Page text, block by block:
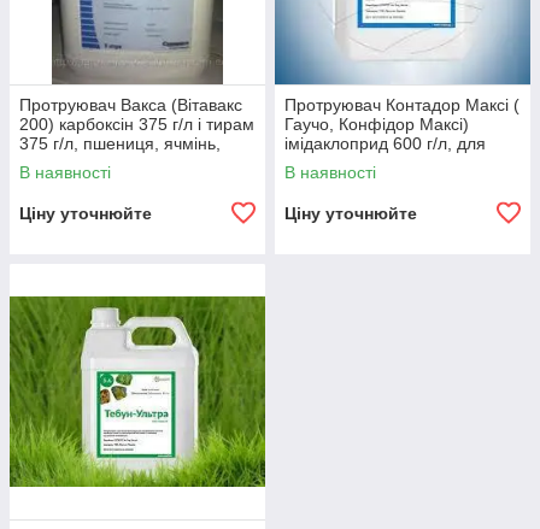
Протруювач Вакса (Вітавакс
200) карбоксін 375 г/л і тирам
375 г/л, пшениця, ячмінь,
кукурудза, ріпак, горох
В наявності
Ціну уточнюйте
Протруювач Контадор Максі (
Гаучо, Конфідор Максі)
імідаклоприд 600 г/л, для
пшениці, ячменю, ріпаку, соя
В наявності
Ціну уточнюйте